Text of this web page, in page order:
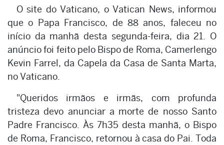
O site do Vaticano, o Vatican News, informou
que o Papa Francisco, de 88 anos, faleceu no
início da manhã desta segunda-feira, dia 21. O
anúncio foi feito pelo Bispo de Roma, Camerlengo
Kevin Farrel, da Capela da Casa de Santa Marta,
no Vaticano.
"Queridos irmãos e irmãs, com profunda
tristeza devo anunciar a morte de nosso Santo
Padre Francisco. Às 7h35 desta manhã, o Bispo
de Roma, Francisco, retornou à casa do Pai. Toda